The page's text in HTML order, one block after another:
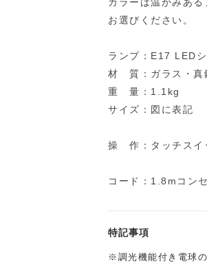
お選びください。
ランプ：E17 LED
材 質：ガラス・真
重 量：1.1kg
サイズ：図に表記
操 作：タッチス
コード：1.8mコン
特記事項
※調光機能付き電球